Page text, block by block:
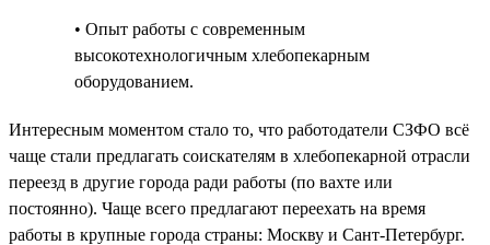
• Опыт работы с современным
высокотехнологичным хлебопекарным
оборудованием.
Интересным моментом стало то, что работодатели СЗФО всё
чаще стали предлагать соискателям в хлебопекарной отрасли
переезд в другие города ради работы (по вахте или
постоянно). Чаще всего предлагают переехать на время
работы в крупные города страны: Москву и Сант-Петербург.